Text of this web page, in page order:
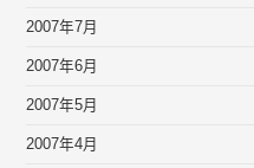
2007年7月
2007年6月
2007年5月
2007年4月